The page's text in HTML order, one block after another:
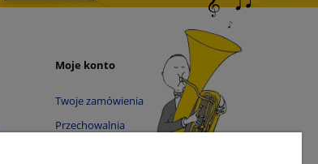
Moje konto
Twoje zamówienia
Przechowalnia